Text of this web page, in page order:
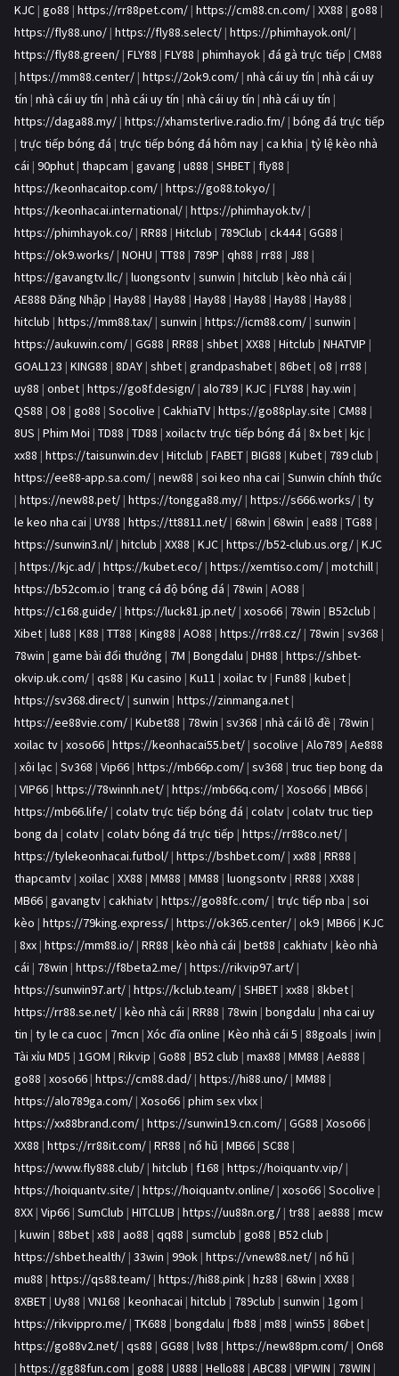
KJC | go88 | https://rr88pet.com/ | https://cm88.cn.com/ | XX88 | go88 |
https://fly88.uno/ | https://fly88.select/ | https://phimhayok.onl/ |
https://fly88.green/ | FLY88 | FLY88 | phimhayok | đá gà trực tiếp | CM88
| https://mm88.center/ | https://2ok9.com/ | nhà cái uy tín | nhà cái uy
tín | nhà cái uy tín | nhà cái uy tín | nhà cái uy tín | nhà cái uy tín |
https://daga88.my/ | https://xhamsterlive.radio.fm/ | bóng đá trực tiếp
| trực tiếp bóng đá | trực tiếp bóng đá hôm nay | ca khia | tỷ lệ kèo nhà
cái | 90phut | thapcam | gavang | u888 | SHBET | fly88 |
https://keonhacaitop.com/ | https://go88.tokyo/ |
https://keonhacai.international/ | https://phimhayok.tv/ |
https://phimhayok.co/ | RR88 | Hitclub | 789Club | ck444| GG88 |
https://ok9.works/ | NOHU | TT88 | 789P | qh88 | rr88 | J88 |
https://gavangtv.llc/ | luongsontv | sunwin | hitclub | kèo nhà cái |
AE888 Đăng Nhập | Hay88 | Hay88 | Hay88 | Hay88 | Hay88 | Hay88 |
hitclub | https://mm88.tax/ | sunwin | https://icm88.com/ | sunwin |
https://aukuwin.com/ | GG88 | RR88 | shbet | XX88 | Hitclub | NHATVIP |
GOAL123 | KING88 | 8DAY | shbet | grandpashabet | 86bet | o8 | rr88 |
uy88 | onbet | https://go8f.design/ | alo789 | KJC | FLY88 | hay.win |
QS88 | O8 | go88 | Socolive | CakhiaTV | https://go88play.site | CM88 |
8US | Phim Moi | TD88 | TD88 | xoilactv trực tiếp bóng đá | 8x bet | kjc |
xx88 | https://taisunwin.dev | Hitclub | FABET | BIG88 | Kubet | 789 club |
https://ee88-app.sa.com/ | new88 | soi keo nha cai | Sunwin chính thức
| https://new88.pet/ | https://tongga88.my/ | https://s666.works/ | ty
le keo nha cai | UY88 | https://tt8811.net/ | 68win | 68win | ea88 | TG88 |
https://sunwin3.nl/ | hitclub | XX88 | KJC | https://b52-club.us.org/ | KJC
| https://kjc.ad/ | https://kubet.eco/ | https://xemtiso.com/ | motchill |
https://b52com.io | trang cá độ bóng đá | 78win | AO88 |
https://c168.guide/ | https://luck81.jp.net/ | xoso66 | 78win | B52club |
Xibet | lu88 | K88 | TT88 | King88 | AO88 | https://rr88.cz/ | 78win | sv368 |
78win | game bài đổi thưởng | 7M | Bongdalu | DH88 | https://shbet-
okvip.uk.com/ | qs88 | Ku casino | Ku11 | xoilac tv | Fun88 | kubet |
https://sv368.direct/ | sunwin | https://zinmanga.net |
https://ee88vie.com/ | Kubet88 | 78win | sv368 | nhà cái lô đề | 78win |
xoilac tv | xoso66 | https://keonhacai55.bet/ | socolive | Alo789 | Ae888
| xôi lạc | Sv368 | Vip66 | https://mb66p.com/ | sv368 | truc tiep bong da
| VIP66 | https://78winnh.net/ | https://mb66q.com/ | Xoso66 | MB66 |
https://mb66.life/ | colatv trực tiếp bóng đá | colatv | colatv truc tiep
bong da | colatv | colatv bóng đá trực tiếp | https://rr88co.net/ |
https://tylekeonhacai.futbol/ | https://bshbet.com/ | xx88 | RR88 |
thapcamtv | xoilac | XX88 | MM88 | MM88 | luongsontv | RR88 | XX88 |
MB66 | gavangtv | cakhiatv | https://go88fc.com/ | trực tiếp nba | soi
kèo | https://79king.express/ | https://ok365.center/ | ok9 | MB66 | KJC
| 8xx | https://mm88.io/ | RR88 | kèo nhà cái | bet88 | cakhiatv | kèo nhà
cái | 78win | https://f8beta2.me/ | https://rikvip97.art/ |
https://sunwin97.art/ | https://kclub.team/ | SHBET | xx88 | 8kbet |
https://rr88.se.net/ | kèo nhà cái | RR88 | 78win | bongdalu | nha cai uy
tin | ty le ca cuoc | 7mcn | Xóc đĩa online | Kèo nhà cái 5 | 88goals | iwin |
Tài xỉu MD5 | 1GOM | Rikvip | Go88 | B52 club | max88 | MM88 | Ae888 |
go88 | xoso66 | https://cm88.dad/ | https://hi88.uno/ | MM88 |
https://alo789ga.com/ | Xoso66 | phim sex vlxx |
https://xx88brand.com/ | https://sunwin19.cn.com/ | GG88 | Xoso66 |
XX88 | https://rr88it.com/ | RR88 | nổ hũ | MB66 | SC88 |
https://www.fly888.club/ | hitclub | f168 | https://hoiquantv.vip/ |
https://hoiquantv.site/ | https://hoiquantv.online/ | xoso66 | Socolive |
8XX | Vip66 | SumClub | HITCLUB | https://uu88n.org/ | tr88 | ae888 | mcw
| kuwin | 88bet | x88 | ao88 | qq88 | sumclub | go88 | B52 club |
https://shbet.health/ | 33win | 99ok | https://vnew88.net/ | nổ hũ |
mu88 | https://qs88.team/ | https://hi88.pink | hz88 | 68win | XX88 |
8XBET | Uy88 | VN168 | keonhacai | hitclub | 789club | sunwin | 1gom |
https://rikvippro.me/ | TK688 | bongdalu | fb88 | m88 | win55 | 86bet |
https://go88v2.net/ | qs88 | GG88 | lv88 | https://new88pm.com/ | On68
| https://gg88fun.com | go88 | U888 | Hello88 | ABC88 | VIPWIN | 78WIN |